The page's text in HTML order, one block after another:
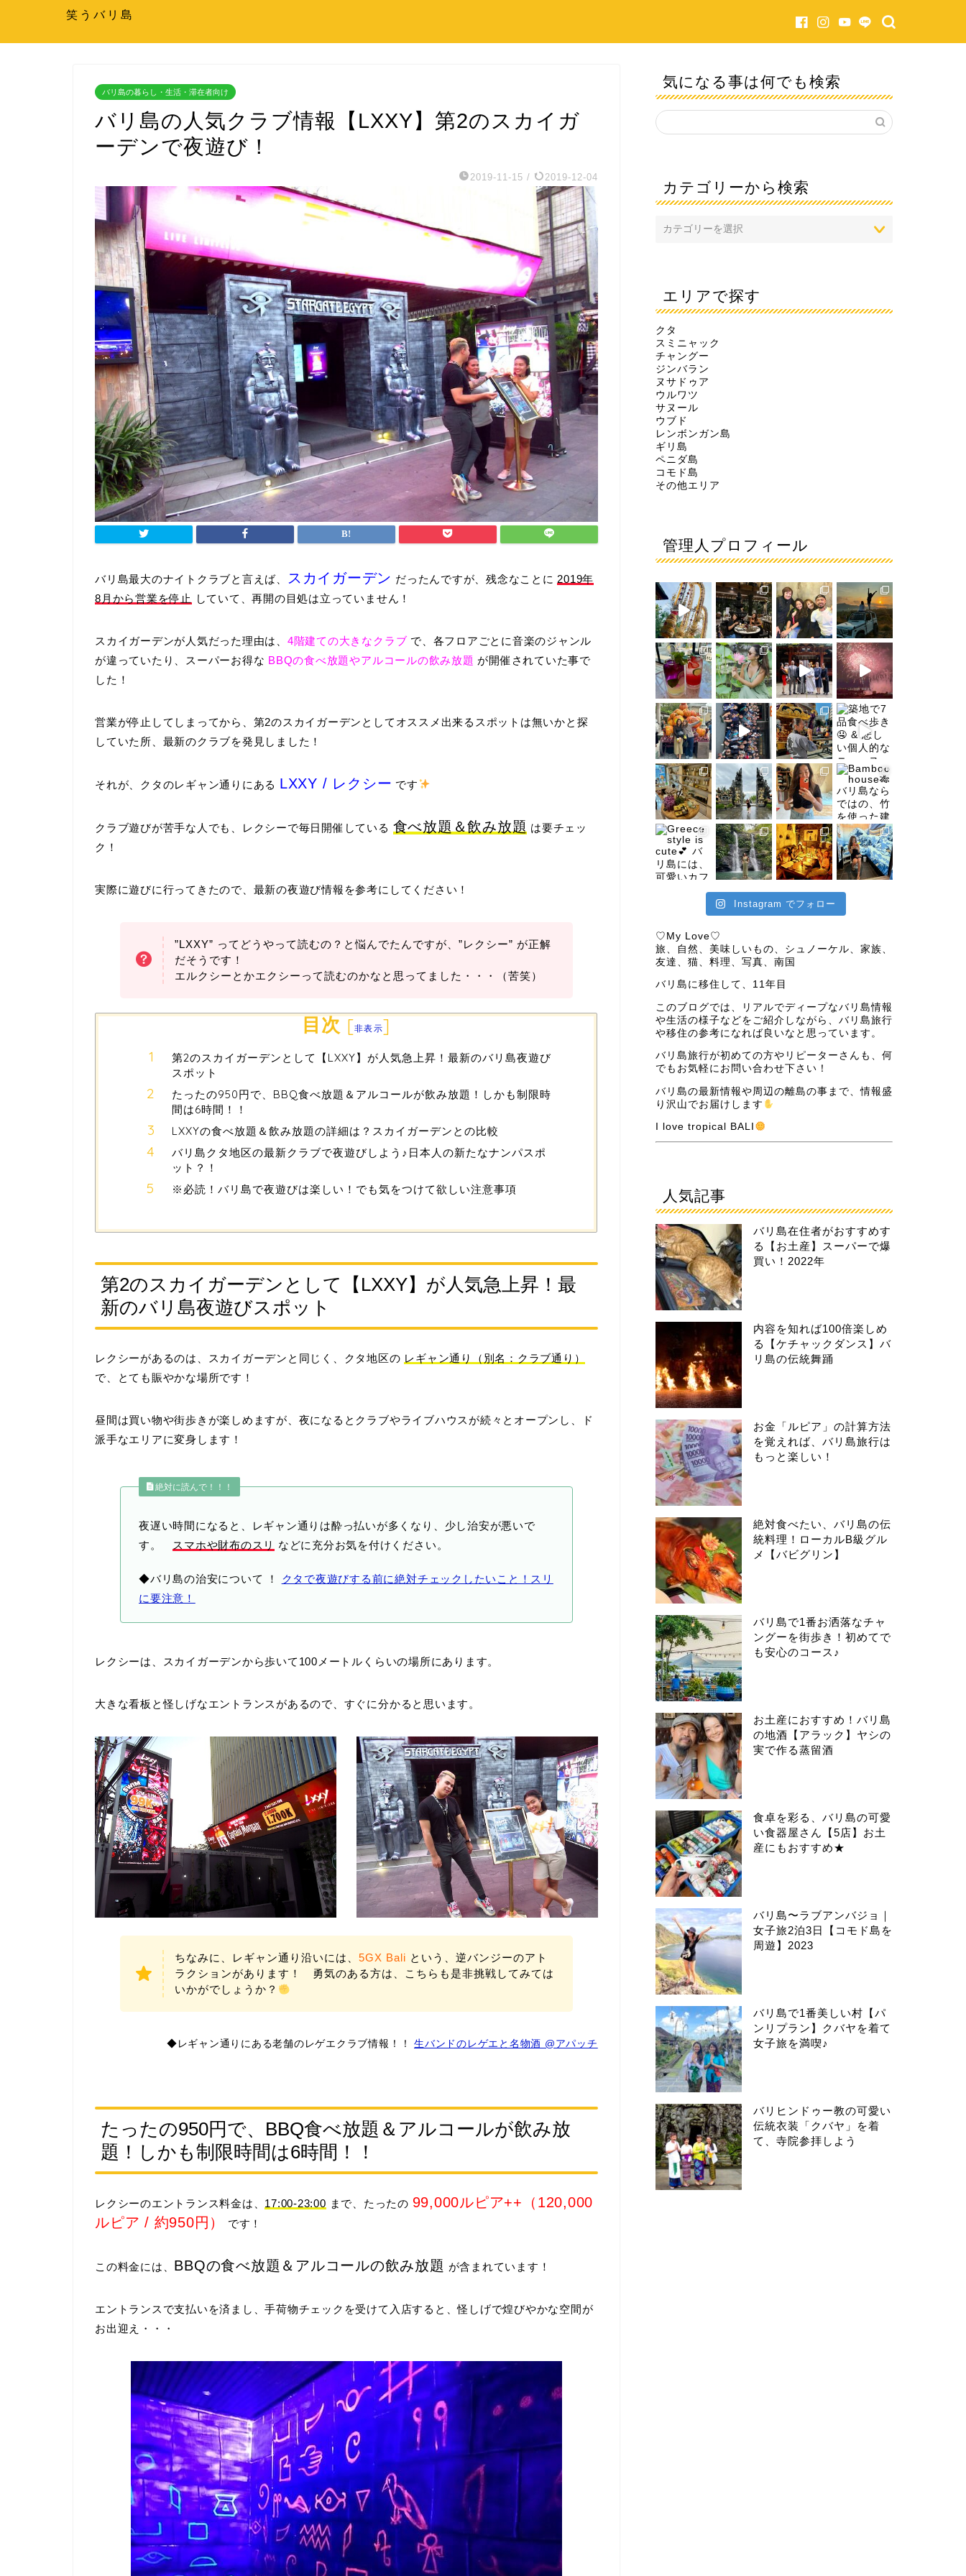
笑うバリ島
バリ島の暮らし・生活・滞在者向け
バリ島の人気クラブ情報【LXXY】第2のスカイガ
ーデンで夜遊び！
2019-11-15 / 2019-12-04
バリ島最大のナイトクラブと言えば、 スカイガーデン だったんですが、残念なことに 2019年
8月から営業を停止
していて、再開の目処は立っていません！
スカイガーデンが人気だった理由は、 4階建ての大きなクラブ で、各フロアごとに音楽のジャンル
が違っていたり、スーパーお得な BBQの食べ放題やアルコールの飲み放題 が開催されていた事で
した！
営業が停止してしまってから、第2のスカイガーデンとしてオススメ出来るスポットは無いかと探
していた所、最新のクラブを発見しました！
それが、クタのレギャン通りにある LXXY / レクシー です
クラブ遊びが苦手な人でも、レクシーで毎日開催している 食べ放題＆飲み放題 は要チェッ
ク！
実際に遊びに行ってきたので、最新の夜遊び情報を参考にしてください！
”LXXY” ってどうやって読むの？と悩んでたんですが、 ”レクシー” が正解
だそうです！
エルクシーとかエクシーって読むのかなと思ってました・・・（苦笑）
目次 [非表示]
第2のスカイガーデンとして【LXXY】が人気急上昇！最新のバリ島夜遊び
スポット
たったの950円で、BBQ食べ放題＆アルコールが飲み放題！しかも制限時
間は6時間！！
LXXYの食べ放題＆飲み放題の詳細は？スカイガーデンとの比較
バリ島クタ地区の最新クラブで夜遊びしよう♪日本人の新たなナンパスポ
ット？！
※必読！バリ島で夜遊びは楽しい！でも気をつけて欲しい注意事項
第2のスカイガーデンとして【LXXY】が人気急上昇！最
新のバリ島夜遊びスポット
レクシーがあるのは、スカイガーデンと同じく、クタ地区の レギャン通り（別名：クラブ通り）
で、とても賑やかな場所です！
昼間は買い物や街歩きが楽しめますが、夜になるとクラブやライブハウスが続々とオープンし、ド
派手なエリアに変身します！
絶対に読んで！！！
夜遅い時間になると、レギャン通りは酔っ払いが多くなり、少し治安が悪いで
す。
スマホや財布のスリ などに充分お気を付けください。
◆バリ島の治安について ！ クタで夜遊びする前に絶対チェックしたいこと！スリ
に要注意！
レクシーは、スカイガーデンから歩いて100メートルくらいの場所にあります。
大きな看板と怪しげなエントランスがあるので、すぐに分かると思います。
ちなみに、レギャン通り沿いには、 5GX Bali という、逆バンジーのアト
ラクションがあります！ 勇気のある方は、こちらも是非挑戦してみては
いかがでしょうか？
◆レギャン通りにある老舗のレゲエクラブ情報！！生バンドのレゲエと名物酒 @アパッチ
たったの950円で、BBQ食べ放題＆アルコールが飲み放
題！しかも制限時間は6時間！！
レクシーのエントランス料金は、 17:00-23:00 まで、たったの 99,000ルピア++（120,000
ルピア / 約950円）
です！
この料金には、 BBQの食べ放題＆アルコールの飲み放題 が含まれています！
エントランスで支払いを済まし、手荷物チェックを受けて入店すると、怪しげで煌びやかな空間が
お出迎え・・・
気になる事は何でも検索
カテゴリーから検索
エリアで探す
クタ
スミニャック
チャングー
ジンバラン
ヌサドゥア
ウルワツ
サヌール
ウブド
レンボンガン島
ギリ島
ペニダ島
コモド島
その他エリア
管理人プロフィール
Instagram でフォロー
♡My Love♡
旅、自然、美味しいもの、シュノーケル、家族、
友達、猫、料理、写真、南国
バリ島に移住して、11年目
このブログでは、リアルでディープなバリ島情報
や生活の様子などをご紹介しながら、バリ島旅行
や移住の参考になれば良いなと思っています。
バリ島旅行が初めての方やリピーターさんも、何
でもお気軽にお問い合わせ下さい！
バリ島の最新情報や周辺の離島の事まで、情報盛
り沢山でお届けします
I love tropical BALI
人気記事
バリ島在住者がおすすめす
る【お土産】スーパーで爆
買い！2022年
内容を知れば100倍楽しめ
る【ケチャックダンス】バ
リ島の伝統舞踊
お金「ルピア」の計算方法
を覚えれば、バリ島旅行は
もっと楽しい！
絶対食べたい、バリ島の伝
統料理！ローカルB級グル
メ【バビグリン】
バリ島で1番お洒落なチャ
ングーを街歩き！初めてで
も安心のコース♪
お土産におすすめ！バリ島
の地酒【アラック】ヤシの
実で作る蒸留酒
食卓を彩る、バリ島の可愛
い食器屋さん【5店】お土
産にもおすすめ★
バリ島〜ラブアンバジョ｜
女子旅2泊3日【コモド島を
周遊】2023
バリ島で1番美しい村【パ
ンリプラン】クバヤを着て
女子旅を満喫♪
バリヒンドゥー教の可愛い
伝統衣装「クバヤ」を着
て、寺院参拝しよう